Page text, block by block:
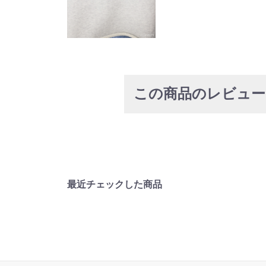
この商品のレビュー
最近チェックした商品